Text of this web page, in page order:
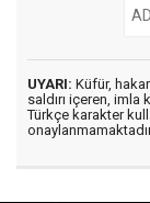
UYARI: Küfür,
saldırı içeren, imla
Türkçe karakter